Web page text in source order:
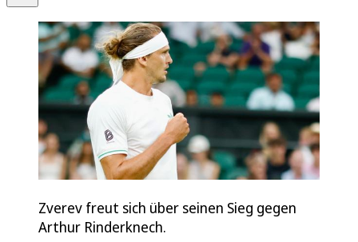
Zverev freut sich über seinen Sieg gegen
Arthur Rinderknech.